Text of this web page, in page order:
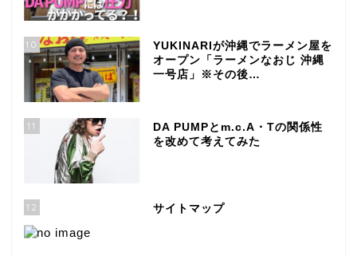
10
YUKINARIが沖縄でラーメン屋を
オープン「ラーメンなおじ 沖縄
一号店」※その後…
11
DA PUMPとm.c.A・Tの関係性
を改めて考えてみた
12 サイトマップ